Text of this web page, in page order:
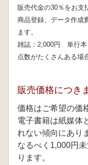
販売代金の30％をお支
商品登録、データ作成
ます。
雑誌：2,000円 単行本
点数がたくさんある場
販売価格につき
価格はご希望の価
電子書籍は紙媒体
れない傾向にあり
なるべく1,000円
ります。